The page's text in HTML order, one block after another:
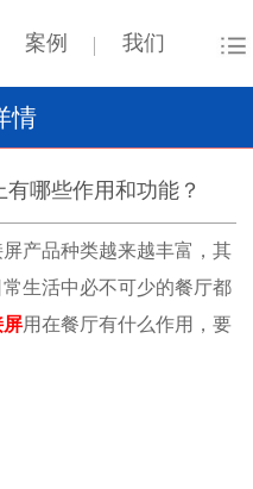
案例 我们
情
哪些作用和功能？
产品种类越来越丰富，其
生活中必不可少的餐厅都
屏用在餐厅有什么作用，要